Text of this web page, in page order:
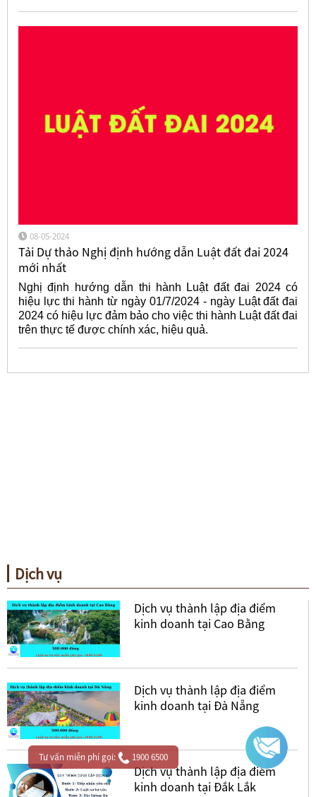
08-05-2024
Tải Dự thảo Nghị định hướng dẫn Luật đất đai 2024
mới nhất
Nghị định hướng dẫn thi hành Luật đất đai 2024 có
hiệu lực thi hành từ ngày 01/7/2024 - ngày Luật đất đai
2024 có hiệu lực đảm bảo cho việc thi hành Luật đất đai
trên thực tế được chính xác, hiệu quả.
Dịch vụ
Dịch vụ thành lập địa điểm
kinh doanh tại Cao Bằng
Dịch vụ thành lập địa điểm
kinh doanh tại Đà Nẵng
Dịch vụ thành lập địa điểm
kinh doanh tại Đắk Lắk
Tư vấn miễn phí gọi: 1900 6500